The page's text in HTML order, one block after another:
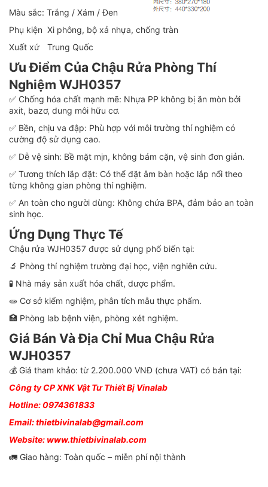
Màu sắc: Trắng / Xám / Đen
Phụ kiện Xi phông, bộ xả nhựa, chống tràn
Xuất xứ
Trung Quốc
Ưu Điểm Của Chậu Rửa Phòng Thí
Nghiệm WJH0357
✅ Chống hóa chất mạnh mẽ: Nhựa PP không bị ăn mòn bởi
axit, bazơ, dung môi hữu cơ.
✅ Bền, chịu va đập: Phù hợp với môi trường thí nghiệm có
cường độ sử dụng cao.
✅ Dễ vệ sinh: Bề mặt mịn, không bám cặn, vệ sinh đơn giản.
✅ Tương thích lắp đặt: Có thể đặt âm bàn hoặc lắp nổi theo
từng không gian phòng thí nghiệm.
✅ An toàn cho người dùng: Không chứa BPA, đảm bảo an toàn
sinh học.
Ứng Dụng Thực Tế
Chậu rửa WJH0357 được sử dụng phổ biến tại:
🔬 Phòng thí nghiệm trường đại học, viện nghiên cứu.
🧪 Nhà máy sản xuất hóa chất, dược phẩm.
🧫 Cơ sở kiểm nghiệm, phân tích mẫu thực phẩm.
🏥 Phòng lab bệnh viện, phòng xét nghiệm.
Giá Bán Và Địa Chỉ Mua Chậu Rửa
WJH0357
💰 Giá tham khảo: từ 2.200.000 VNĐ (chưa VAT) có bán tại:
Công ty CP XNK Vật Tư Thiết Bị Vinalab
Hotline: 0974361833
Email: thietbivinalab@gmail.com
Website: www.thietbivinalab.com
🚛 Giao hàng: Toàn quốc – miễn phí nội thành